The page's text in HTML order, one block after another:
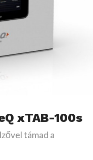
xTAB-100s
támad a